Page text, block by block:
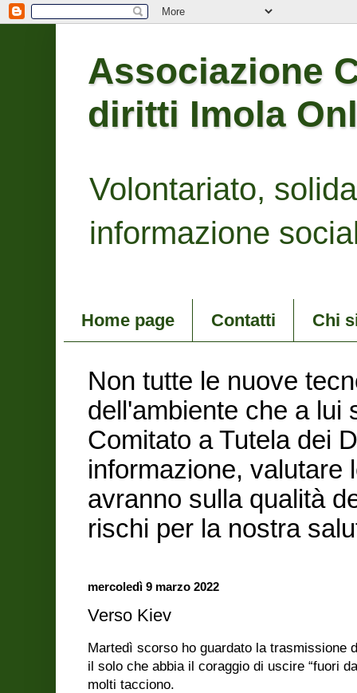
Associazione
diritti Imola
Volontariato,
informazione
Home page Contatti Chi
Non tutte le nuove
dell'ambiente che a lui
Comitato a Tutela dei
informazione, valutare
avranno sulla qualità
rischi per la nostra
mercoledì 9 marzo 2022
Verso Kiev
Martedì scorso ho guardato la trasmissione
il solo che abbia il coraggio di uscire “fuori
molti tacciono.